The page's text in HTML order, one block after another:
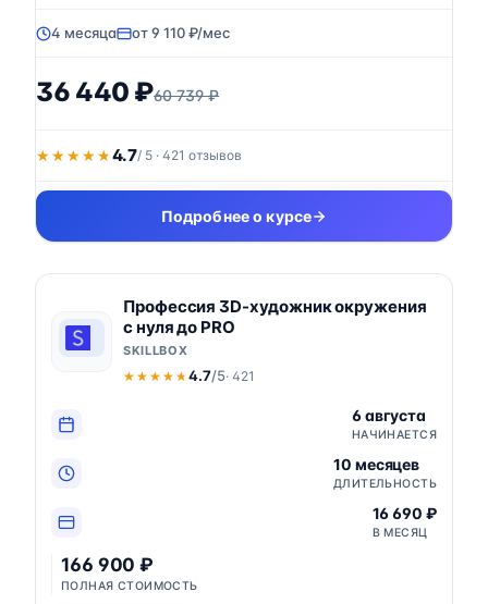
4 месяца от 9 110 ₽/мес
36 440 ₽60 739 ₽
★★★★★
★★★★★ 4.7/ 5 · 421 отзывов
Подробнее о курсе
Профессия 3D-художник окружения
с нуля до PRO
SKILLBOX
★★★★★
★★★★★ 4.7/5· 421
6 августа
НАЧИНАЕТСЯ
10 месяцев
ДЛИТЕЛЬНОСТЬ
16 690 ₽
В МЕСЯЦ
166 900 ₽
ПОЛНАЯ СТОИМОСТЬ